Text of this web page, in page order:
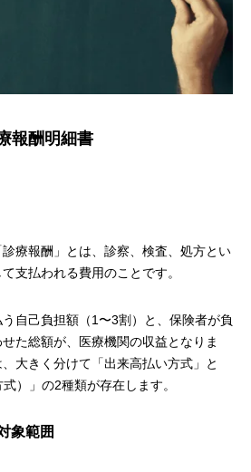
報酬明細書
療報酬」とは、診察、検査、処方とい
支払われる費用のことです。
自己負担額（1〜3割）と、保険者が負
た総額が、医療機関の収益となりま
大きく分けて「出来高払い方式」と
）」の2種類が存在します。
象範囲